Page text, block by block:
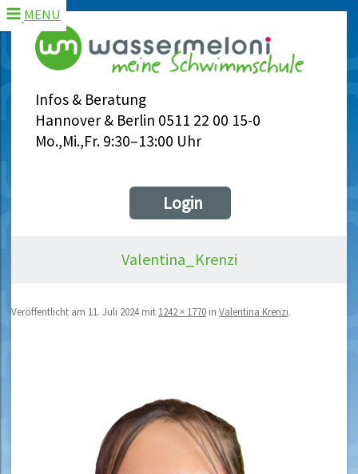
Infos & Beratung
Hannover & Berlin 0511 22 00 15-0
Mo.,Mi.,Fr. 9:30–13:00 Uhr
MENU
Login
Valentina_Krenzi
Veröffentlicht am 11. Juli 2024 mit 1242 × 1770 in Valentina Krenzi.